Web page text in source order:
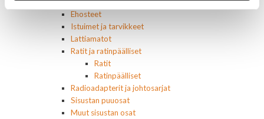
Sisusta
Ehosteet
Istuimet ja tarvikkeet
Lattiamatot
Ratit ja ratinpäälliset
Ratit
Ratinpäälliset
Radioadapterit ja johtosarjat
Sisustan puuosat
Muut sisustan osat